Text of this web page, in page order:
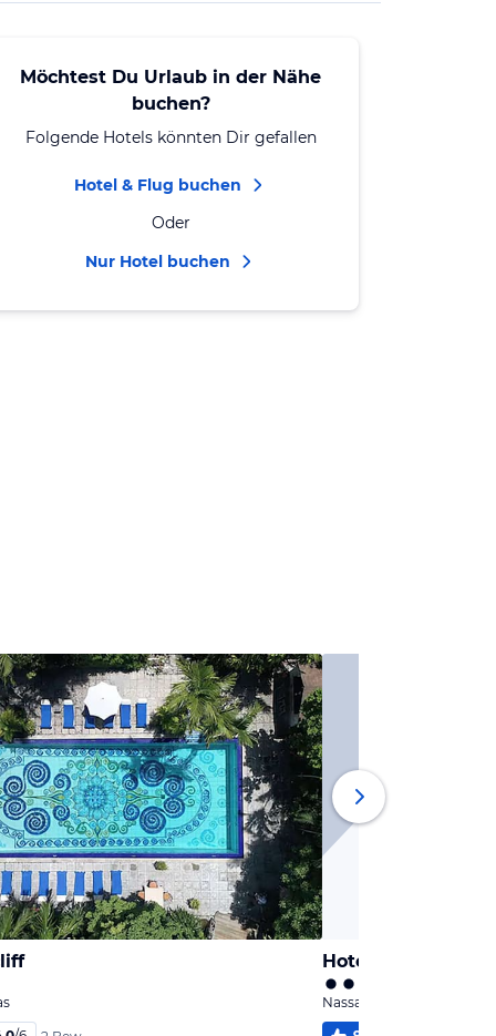
Möchtest Du Urlaub in der Nähe
buchen?
Folgende Hotels könnten Dir gefallen
Hotel & Flug buchen
Oder
Nur Hotel buchen
Hotel El Greco
Nassau, Bahamas